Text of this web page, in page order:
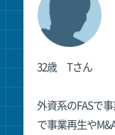
32歳 Tさん
外資系のFASで
で事業再生や